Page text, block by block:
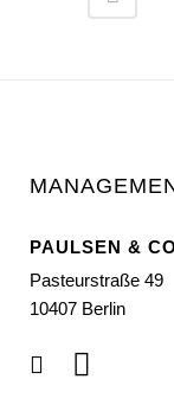
PAULSEN &
Pasteurstraße 49
10407 Berlin